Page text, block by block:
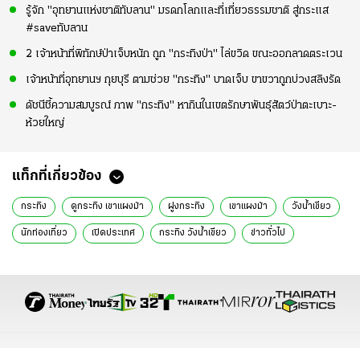
รู้จัก "อุทยานแห่งชาติทับลาน" มรดกโลกและที่เที่ยวธรรมชาติ สู่กระแส
#saveทับลาน
2 เจ้าหน้าที่พิทักษ์ป่าเจ็บหนัก ถูก "กระทิงป่า" ไล่ขวิด ขณะออกลาดตระเวน
เจ้าหน้าที่อุทยานฯ กุยบุรี ตามช่วย "กระทิง" บาดเจ็บ ขาขวาถูกบ่วงสลิงรัด
ดัชนีชี้ความสมบูรณ์ ภาพ "กระทิง" หากินในเขตรักษาพันธุ์สัตว์ป่าตะเบาะ-
ห้วยใหญ่
แท็กที่เกี่ยวข้อง
กระทิง ดูกระทิง เขาแผงม้า ฝูงกระทิง เขาแผงม้า วังน้ำเขียว
นักท่องเที่ยว เปิดประเทศ กระทิง วังน้ำเขียว ข่าวทั่วไป